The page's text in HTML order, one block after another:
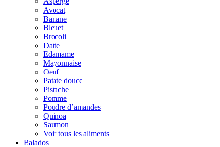
Avocat
Banane
Bleuet
Brocoli
Datte
Edamame
Mayonnaise
Oeuf
Patate douce
Pistache
Pomme
Poudre d’amandes
Quinoa
Saumon
Voir tous les aliments
Balados